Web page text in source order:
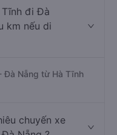
Tĩnh đi Đà
km nếu di
Đà Nẵng từ Hà Tĩnh
chuyến xe